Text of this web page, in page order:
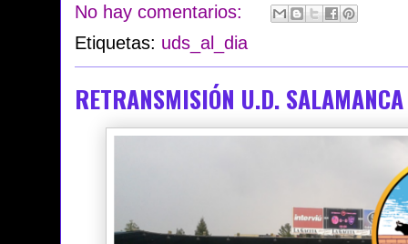
No hay comentarios:
Etiquetas: uds_al_dia
RETRANSMISIÓN U.D.